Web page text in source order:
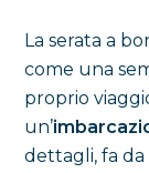
La serata a
come una
proprio
un’
dettagli, fa